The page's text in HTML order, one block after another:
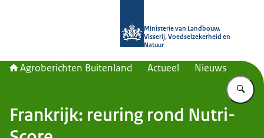
Ministerie van Landbouw,
Visserij, Voedselzekerheid en
Natuur
Agroberichten Buitenland Actueel Nieuws
Frankrijk: reuring rond Nutri-